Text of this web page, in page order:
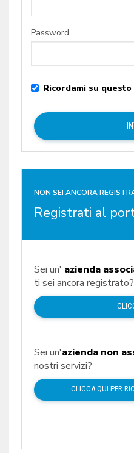
NON SEI ANCORA
Registrati al
Sei un' azienda
ti sei ancora registrato?
Sei un'azienda non
nostri servizi?
CLICCA QUI PER
Password
Ricordami su questo